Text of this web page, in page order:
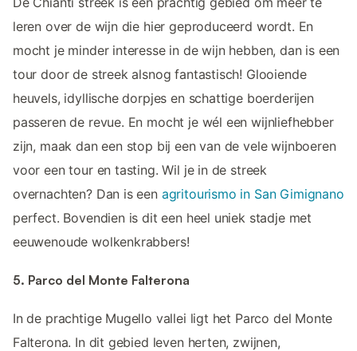
leren over de wijn die hier geproduceerd wordt. En
mocht je minder interesse in de wijn hebben, dan is een
tour door de streek alsnog fantastisch! Glooiende
heuvels, idyllische dorpjes en schattige boerderijen
passeren de revue. En mocht je wél een wijnliefhebber
zijn, maak dan een stop bij een van de vele wijnboeren
voor een tour en tasting. Wil je in de streek
overnachten? Dan is een agritourismo in San Gimignano
perfect. Bovendien is dit een heel uniek stadje met
eeuwenoude wolkenkrabbers!
5. Parco del Monte Falterona
In de prachtige Mugello vallei ligt het Parco del Monte
Falterona. In dit gebied leven herten, zwijnen,